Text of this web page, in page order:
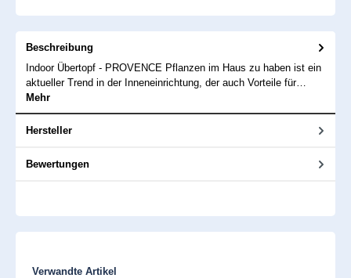
Beschreibung
Indoor Übertopf - PROVENCE Pflanzen im Haus zu haben ist ein
aktueller Trend in der Inneneinrichtung, der auch Vorteile für…
Mehr
Hersteller
Bewertungen
Produktgalerie überspringen
Verwandte Artikel